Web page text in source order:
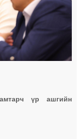
үр ашгийн